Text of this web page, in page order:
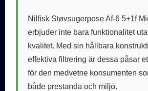
Nilfisk Støvsugerpose Af-6 5+1f
erbjuder inte bara funktionalitet
kvalitet. Med sin hållbara
effektiva filtrering är dessa påsar
för den medvetne konsumenten
både prestanda och miljö.